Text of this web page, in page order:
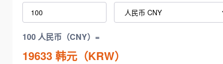
100 人民币（CNY）=
19633韩元（KRW）